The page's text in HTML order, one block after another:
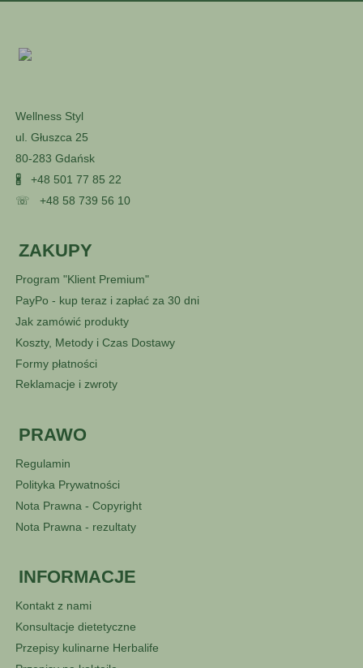
Wellness Styl
ul. Głuszca 25
80-283 Gdańsk
🖁 +48 501 77 85 22
☏ +48 58 739 56 10
ZAKUPY
Program "Klient Premium"
PayPo - kup teraz i zapłać za 30 dni
Jak zamówić produkty
Koszty, Metody i Czas Dostawy
Formy płatności
Reklamacje i zwroty
PRAWO
Regulamin
Polityka Prywatności
Nota Prawna - Copyright
Nota Prawna - rezultaty
INFORMACJE
Kontakt z nami
Konsultacje dietetyczne
Przepisy kulinarne Herbalife